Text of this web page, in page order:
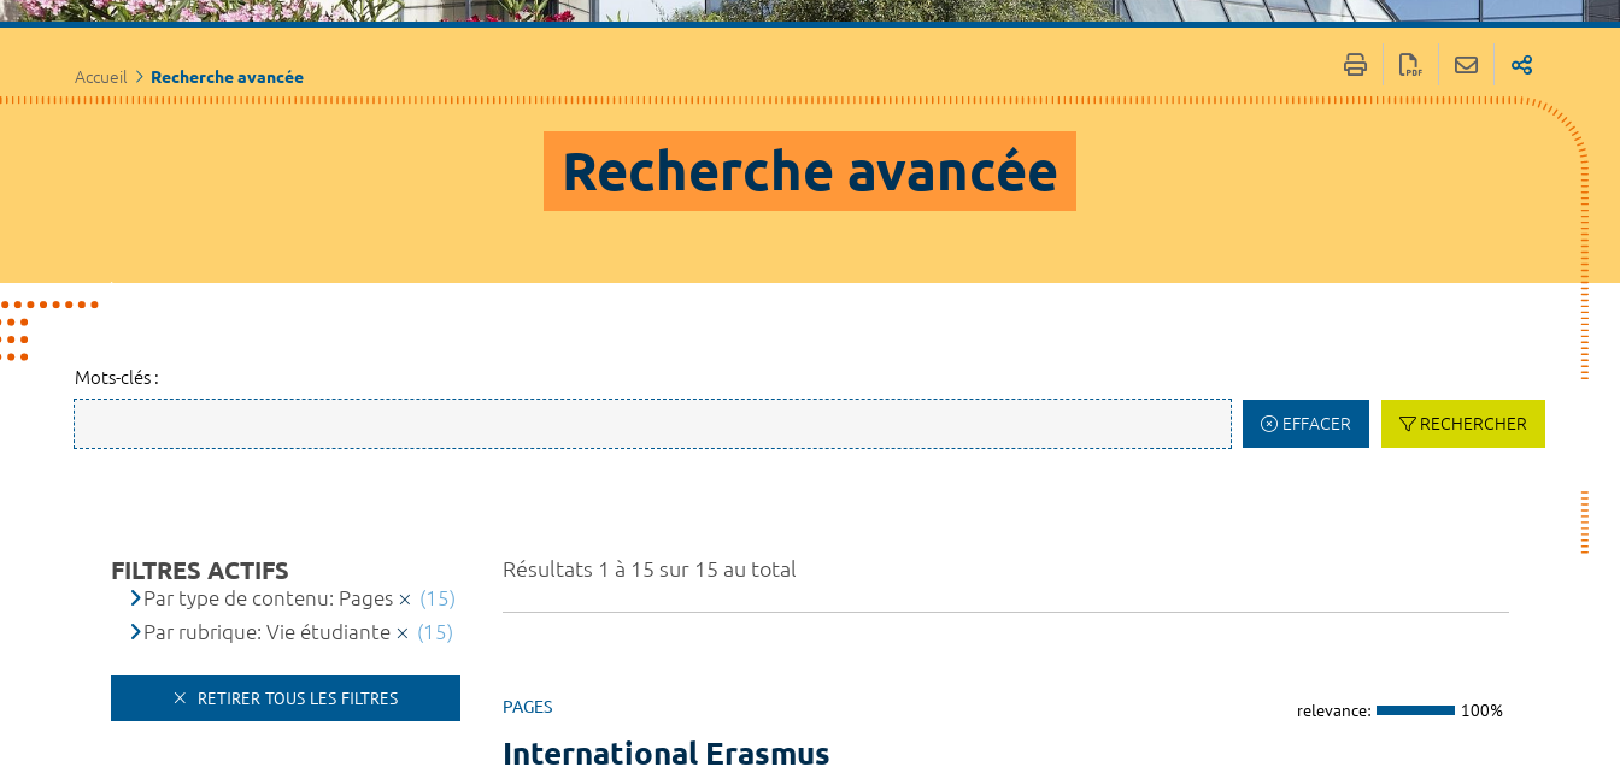
Accueil Recherche avancée
Recherche avancée
Mots-clés :
EFFACER RECHERCHER
Résultats 1 à 15 sur 15 au total
PAGES relevance: 100%
International Erasmus
FILTRES ACTIFS
Par type de contenu: Pages
(15)
Par rubrique: Vie étudiante
(15)
RETIRER TOUS LES FILTRES